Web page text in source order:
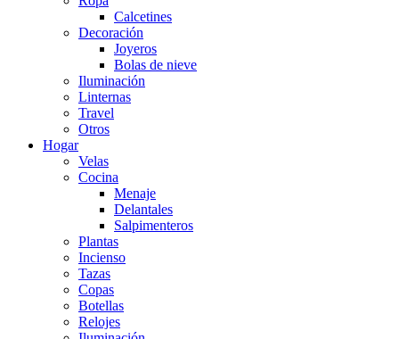
Calcetines
Decoración
Joyeros
Bolas de nieve
Iluminación
Linternas
Travel
Otros
Hogar
Velas
Cocina
Menaje
Delantales
Salpimenteros
Plantas
Incienso
Tazas
Copas
Botellas
Relojes